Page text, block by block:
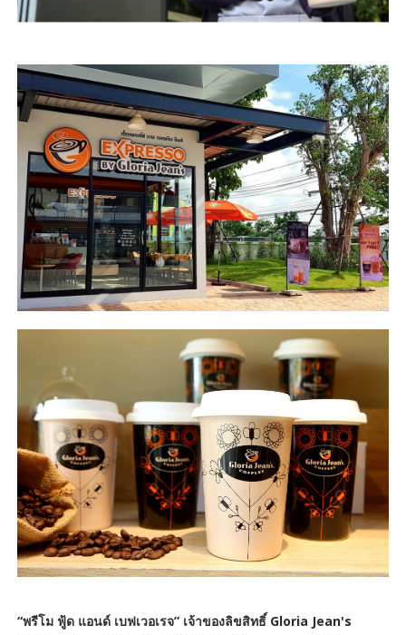
“พรีโม ฟู้ด แอนด์ เบฟเวอเรจ” เจ้าของลิขสิทธิ์ Gloria Jean's